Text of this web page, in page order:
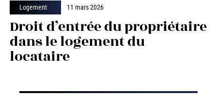
Logement 11 mars 2026
Droit d’entrée du propriétaire
dans le logement du
locataire